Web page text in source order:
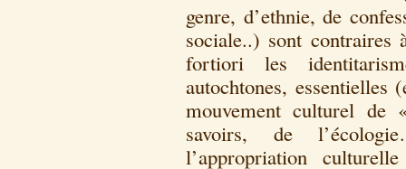
genre, d’ethnie, de
sociale..) sont
fortiori les
autochtones,
mouvement culturel
savoirs, de
l’appropriation